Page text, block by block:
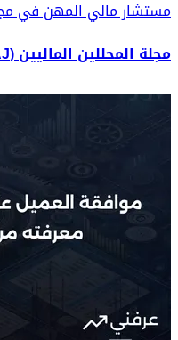
مستشار ماليالمهن في
مجلة المحللين الماليين (FAJ): ما هي وكيف تعمل